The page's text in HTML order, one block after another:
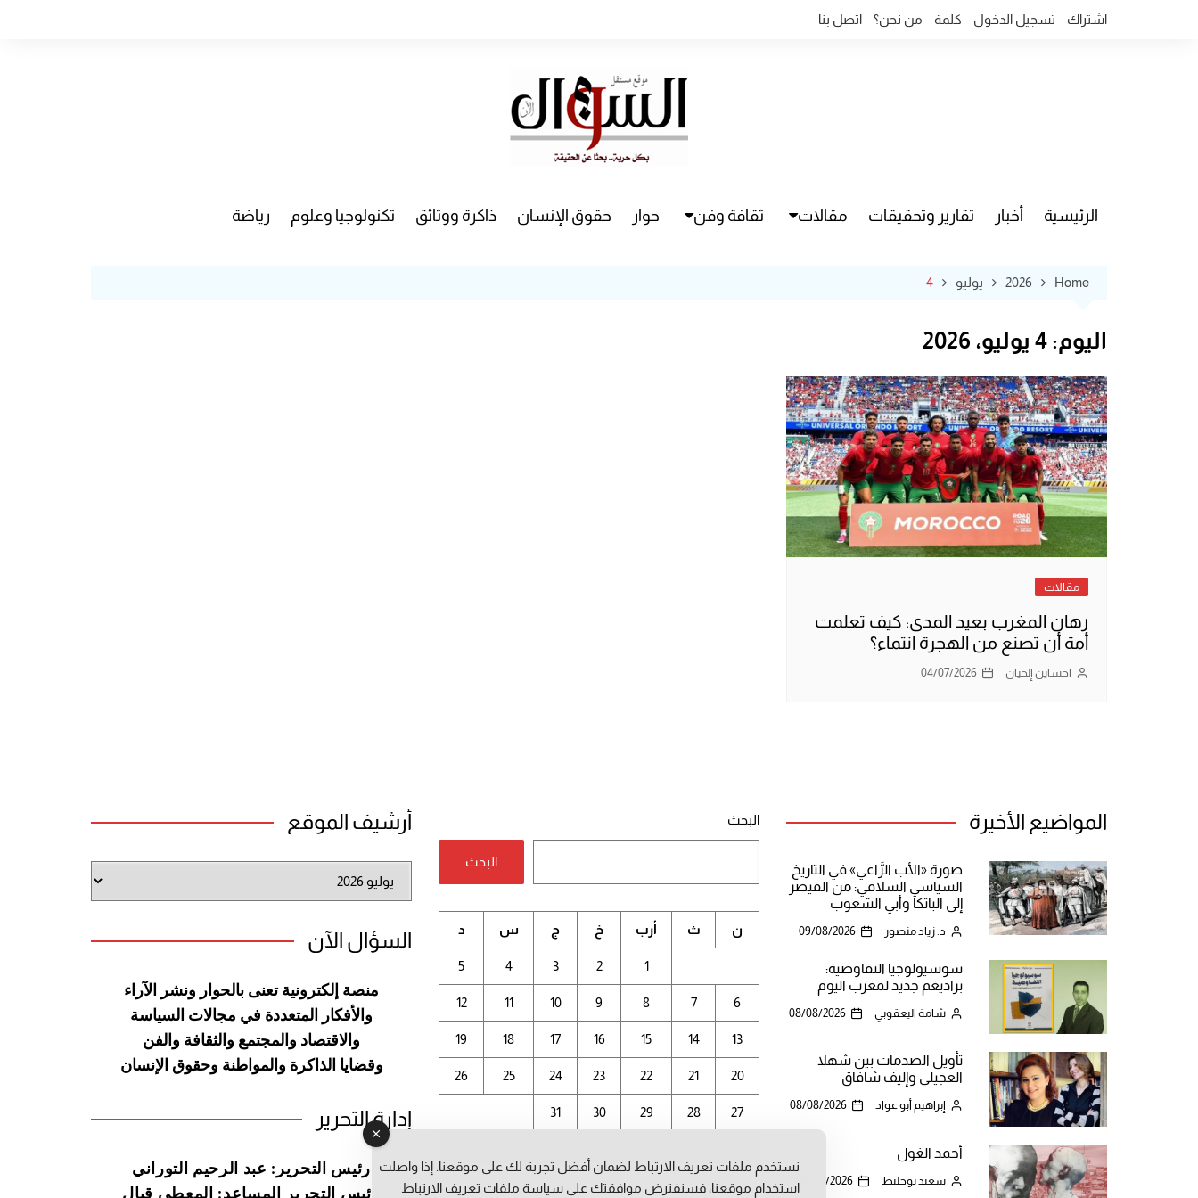
اشتراك تسجيل الدخول كلمة من نحن؟ اتصل بنا
الرئيسية أخبار تقارير وتحقيقات مقالات ثقافة وفن حوار حقوق الإنسان ذاكرة ووثائق تكنولوجيا وعلوم رياضة
Home
2026 يوليو 4
اليوم: 4 يوليو، 2026
مقالات
​رهان المغرب بعيد المدى: كيف تعلمت
أمة أن تصنع من الهجرة انتماء؟
احساين إلحيان 04/07/2026
المواضيع الأخيرة
صورة «الأب الرَّاعي» في التاريخ
السياسي السلافي: من القيصر
إلى الباتكا وأبي الشعوب
د. زياد منصور 09/08/2026
سوسيولوجيا التفاوضية:
براديغم جديد لمغرب اليوم
شامة اليعقوبي 08/08/2026
تأويل الصدمات بين شهلا
العجيلي وإليف شافاق
إبراهيم أبو عواد 08/08/2026
أحمد الغول
سعيد بوخليط 08/08/2026
البحث
البحث
ن ث أرب خ ج س د
1
2
3
4
5
6
7
8
9
10
11
12
13
14
15
16
17
18
19
20
21
22
23
24
25
26
27
28
29
30
31
أرشيف الموقع
الموقع
السؤال الآن
منصة إلكترونية تعنى بالحوار ونشر
الآراء
والأفكار المتعددة في مجالات السياسة
والاقتصاد والمجتمع والثقافة والفن
وقضايا الذاكرة والمواطنة وحقوق الإنسان
إدارة التحرير
رئيس التحرير: عبد الرحيم التوراني
رئيس التحرير المساعد: المعطي قبال
نستخدم ملفات تعريف الارتباط لضمان أفضل تجربة لك على موقعنا. إذا واصلت
استخدام موقعنا، فسنفترض موافقتك على سياسة ملفات تعريف الارتباط